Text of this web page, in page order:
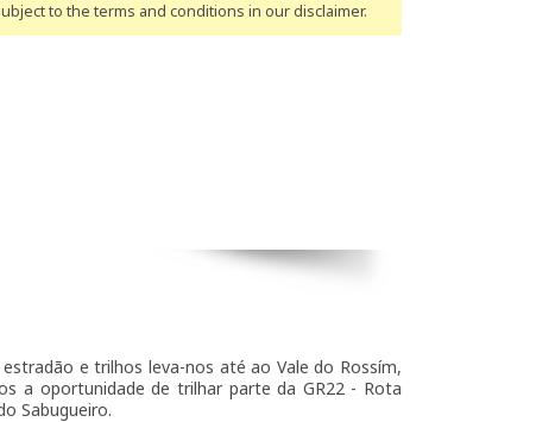
to the terms and conditions in our disclaimer.
e trilhos leva-nos até ao Vale do Rossím,
a oportunidade de trilhar parte da GR22 - Rota
Sabugueiro.